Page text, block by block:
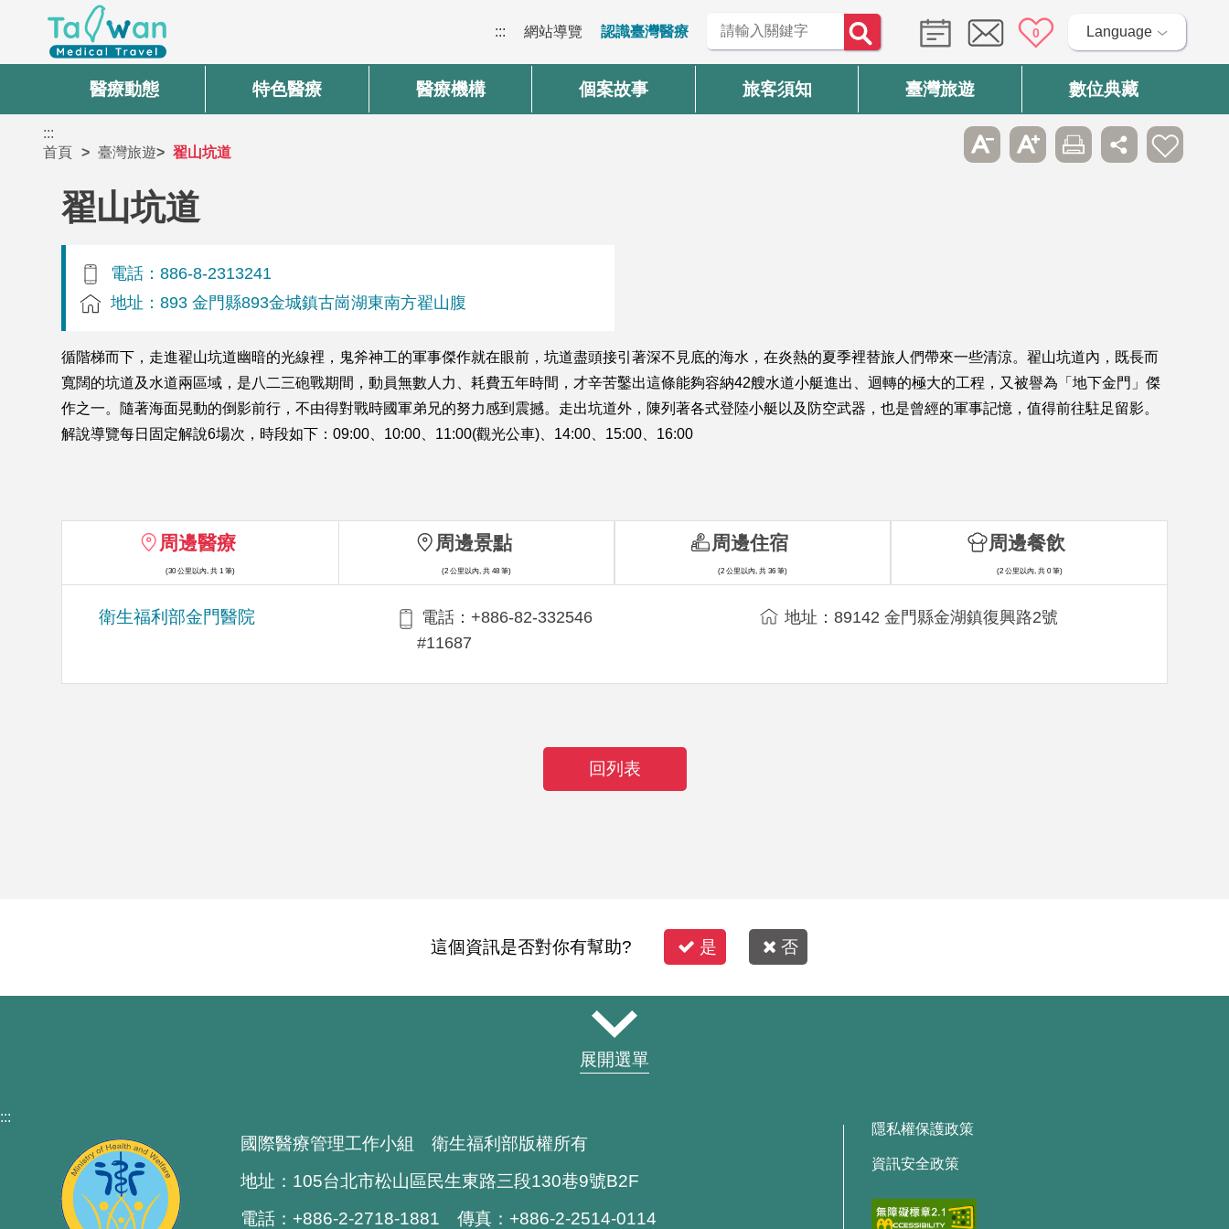
::: 網站導覽 認識臺灣醫療 0 Language
醫療動態 特色醫療 醫療機構 個案故事 旅客須知 臺灣旅遊 數位典藏
:::
首頁
臺灣旅遊 翟山坑道
翟山坑道
電話：886-8-2313241
地址：893 金門縣893金城鎮古崗湖東南方翟山腹
循階梯而下，走進翟山坑道幽暗的光線裡，鬼斧神工的軍事傑作就在眼前，坑道盡頭接引著深不見底的海水，在炎熱的夏季裡替旅人們帶來一些清涼。翟山坑道內，既長而
寬闊的坑道及水道兩區域，是八二三砲戰期間，動員無數人力、耗費五年時間，才辛苦鑿出這條能夠容納42艘水道小艇進出、迴轉的極大的工程，又被譽為「地下金門」傑
作之一。隨著海面晃動的倒影前行，不由得對戰時國軍弟兄的努力感到震撼。走出坑道外，陳列著各式登陸小艇以及防空武器，也是曾經的軍事記憶，值得前往駐足留影。
解說導覽每日固定解說6場次，時段如下：09:00、10:00、11:00(觀光公車)、14:00、15:00、16:00
周邊醫療
(30 公里以內, 共 1 筆)
衛生福利部金門醫院
電話：+886-82-332546
#11687
地址：89142 金門縣金湖鎮復興路2號
周邊景點
(2 公里以內, 共 48 筆)
周邊住宿
(2 公里以內, 共 36 筆)
周邊餐飲
(2 公里以內, 共 0 筆)
回列表
這個資訊是否對你有幫助? 是 否
展開選單
:::
國際醫療管理工作小組 衛生福利部版權所有
地址：105台北市松山區民生東路三段130巷9號B2F
電話：+886-2-2718-1881 傳真：+886-2-2514-0114
隱私權保護政策
資訊安全政策